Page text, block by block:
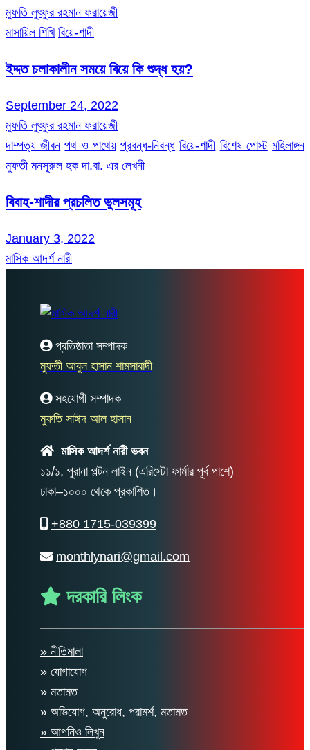
মুফতি লুৎফুর রহমান ফরায়েজী
মাসায়িল শিখি বিয়ে-শাদী
ইদ্দত চলাকালীন সময়ে বিয়ে কি শুদ্ধ হয়?
September 24, 2022
মুফতি লুৎফুর রহমান ফরায়েজী
দাম্পত্য জীবন পথ ও পাথেয় প্রবন্ধ-নিবন্ধ বিয়ে-শাদী বিশেষ পোস্ট মহিলাঙ্গন
মুফতী মনসূরুল হক দা.বা. এর লেখনী
বিবাহ-শাদীর প্রচলিত ভুলসমূহ
January 3, 2022
মাসিক আদর্শ নারী
প্রতিষ্ঠাতা সম্পাদক
মুফতী আবুল হাসান শামসাবাদী
সহযোগী সম্পাদক
মুফতি সাঈদ আল হাসান
মাসিক আদর্শ নারী ভবন
১১/১, পুরানা পল্টন লাইন (এরিস্টো ফার্মার পূর্ব পাশে)
ঢাকা–১০০০ থেকে প্রকাশিত।
+880 1715-039399
monthlynari@gmail.com
দরকারি লিংক
» নীতিমালা
» যোগাযোগ
» মতামত
» অভিযোগ, অনুরোধ, পরামর্শ, মতামত
» আপনিও লিখুন